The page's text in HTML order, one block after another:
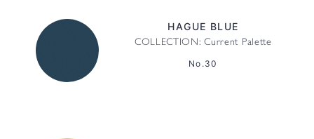
HAGUE BLUE
COLLECTION: Current Palette
No.30